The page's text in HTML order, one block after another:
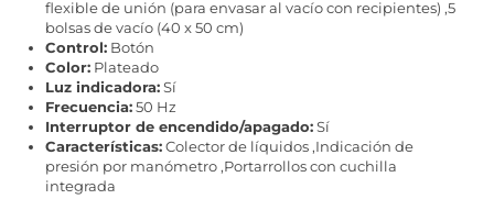
flexible de unión (para envasar al vacío con recipientes) ,5
bolsas de vacío (40 x 50 cm)
Control: Botón
Color: Plateado
Luz indicadora:Sí
Frecuencia:50 Hz
Interruptor de encendido/apagado:Sí
Características:Colector de líquidos ,Indicación de
presión por manómetro ,Portarrollos con cuchilla
integrada